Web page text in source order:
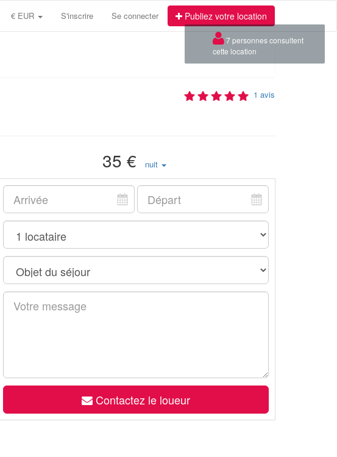
€ EUR S'inscrire Se connecter Publiez votre location
1 avis
35 € nuit
Contactez le loueur
×
7 personnes consultent
cette location